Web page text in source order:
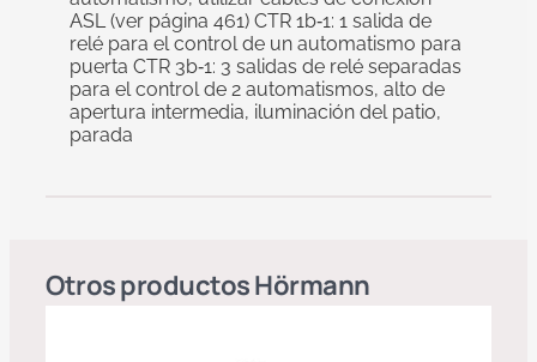
ASL (ver página 461) CTR 1b‑1: 1 salida de
relé para el control de un automatismo para
puerta CTR 3b‑1: 3 salidas de relé separadas
para el control de 2 automatismos, alto de
apertura intermedia, iluminación del patio,
parada
Otros productosHörmann